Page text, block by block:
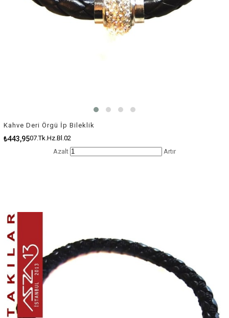
Kahve Deri Örgü İp Bileklik
₺443,9507.Tk.Hz.Bl.02
Azalt
Artır